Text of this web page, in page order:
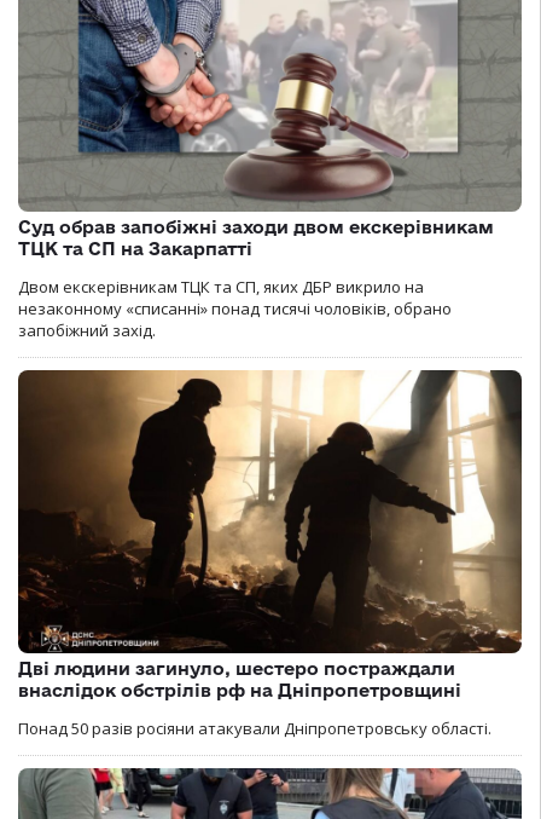
Суд обрав запобіжні заходи двом екскерівникам
ТЦК та СП на Закарпатті
Двом екскерівникам ТЦК та СП, яких ДБР викрило на
незаконному «списанні» понад тисячі чоловіків, обрано
запобіжний захід.
Дві людини загинуло, шестеро постраждали
внаслідок обстрілів рф на Дніпропетровщині
Понад 50 разів росіяни атакували Дніпропетровську області.